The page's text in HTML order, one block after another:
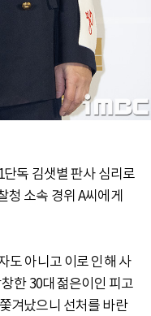
독 김샛별 판사 심리로
청 소속 경위 A씨에게
도 아니고 이로 인해 사
한 30대 젊은이인 피고
겨났으니 선처를 바란